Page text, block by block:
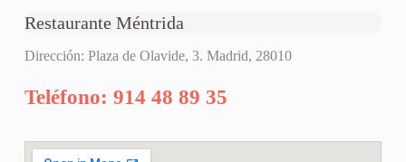
Restaurante Méntrida
Dirección: Plaza de Olavide, 3. Madrid, 28010
Teléfono: 914 48 89 35